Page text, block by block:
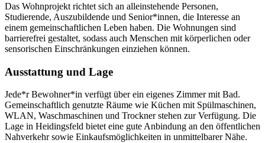
Das Wohnprojekt richtet sich an alleinstehende Personen,
Studierende, Auszubildende und Senior*innen, die Interesse an
einem gemeinschaftlichen Leben haben. Die Wohnungen sind
barrierefrei gestaltet, sodass auch Menschen mit körperlichen oder
sensorischen Einschränkungen einziehen können.
Ausstattung und Lage
Jede*r Bewohner*in verfügt über ein eigenes Zimmer mit Bad.
Gemeinschaftlich genutzte Räume wie Küchen mit Spülmaschinen,
WLAN, Waschmaschinen und Trockner stehen zur Verfügung. Die
Lage in Heidingsfeld bietet eine gute Anbindung an den öffentlichen
Nahverkehr sowie Einkaufsmöglichkeiten in unmittelbarer Nähe.